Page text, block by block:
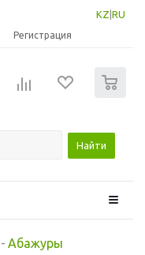
KZ RU
Регистрация
Найти
- Абажуры